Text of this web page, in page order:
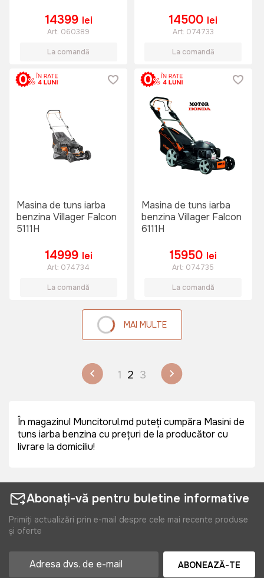
14399 lei
Art: 060389
La comandă
14500 lei
Art: 074733
La comandă
Masina de tuns iarba
benzina Villager Falcon
5111H
14999 lei
Art: 074734
La comandă
Masina de tuns iarba
benzina Villager Falcon
6111H
15950 lei
Art: 074735
La comandă
MAI MULTE
1 2 3
În magazinul Muncitorul.md puteți cumpăra Masini de
tuns iarba benzina cu prețuri de la producător cu
livrare la domiciliu!
Abonați-vă pentru buletine informative
Primiți actualizări prin e-mail despre cele mai recente produse
și oferte
ABONEAZĂ-TE